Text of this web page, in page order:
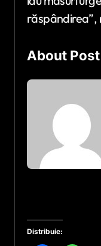
răspândirea”,
About
Distribuie: